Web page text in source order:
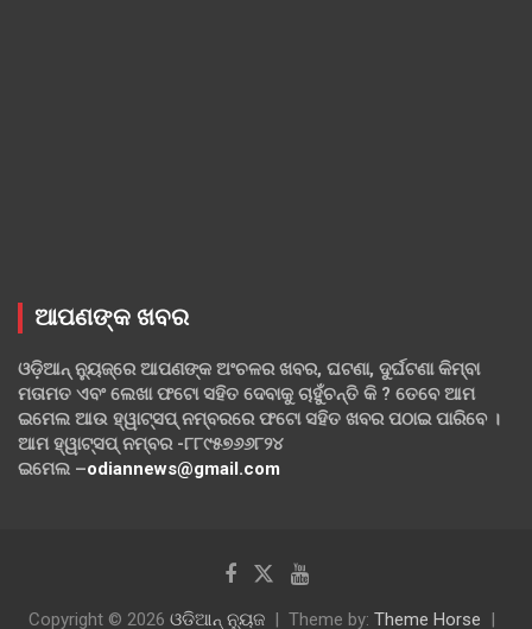
ଆପଣଙ୍କ ଖବର
ଓଡ଼ିଆନ୍ ନ୍ୟୁଜ୍‌ରେ ଆପଣଙ୍କ ଅଂଚଳର ଖବର, ଘଟଣା, ଦୁର୍ଘଟଣା କିମ୍ବା
ମତାମତ ଏବଂ ଲେଖା ଫଟୋ ସହିତ ଦେବାକୁ ଚାହୁଁଚନ୍ତି କି ? ତେବେ ଆମ
ଇମେଲ ଆଉ ହ୍ୱାଟ୍‌ସପ୍ ନମ୍ବରରେ ଫଟୋ ସହିତ ଖବର ପଠାଇ ପାରିବେ ।
ଆମ ହ୍ୱାଟ୍‌ସପ୍ ନମ୍ବର -୮୮୯୫୭୬୬୮୨୪
ଇମେଲ –odiannews@gmail.com
Copyright © 2026 ଓଡିଆନ୍ ନ୍ୟୁଜ Theme by: Theme Horse